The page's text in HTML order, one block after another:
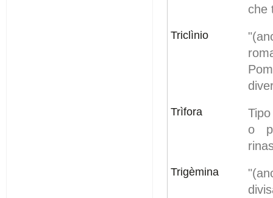
che
Triclìnio
Trìfora
o
Trigèmina